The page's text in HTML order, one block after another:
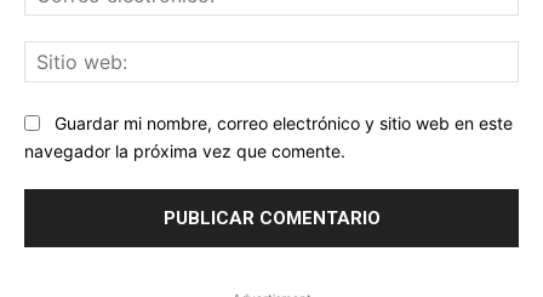
Guardar mi nombre, correo electrónico y sitio web en este
navegador la próxima vez que comente.